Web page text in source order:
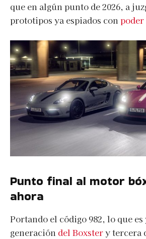
que en algún punto de 2026, a
prototipos ya espiados con
Punto final al motor
ahora
Portando el código 982, lo que
generación del Boxstery tercera